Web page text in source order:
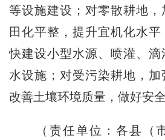
等设施建设；对零散耕地，
田化平整，提升宜机化水
快建设小型水源、喷灌、
水设施；对受污染耕地，
改善土壤环境质量，做好安全
（责任单位：各县（